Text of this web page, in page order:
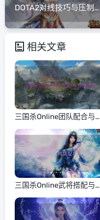
DOTA2对线技巧与压制策略
相关文章
三国杀Online团队配合与沟
通技巧
三国杀Online武将搭配与组
合推荐